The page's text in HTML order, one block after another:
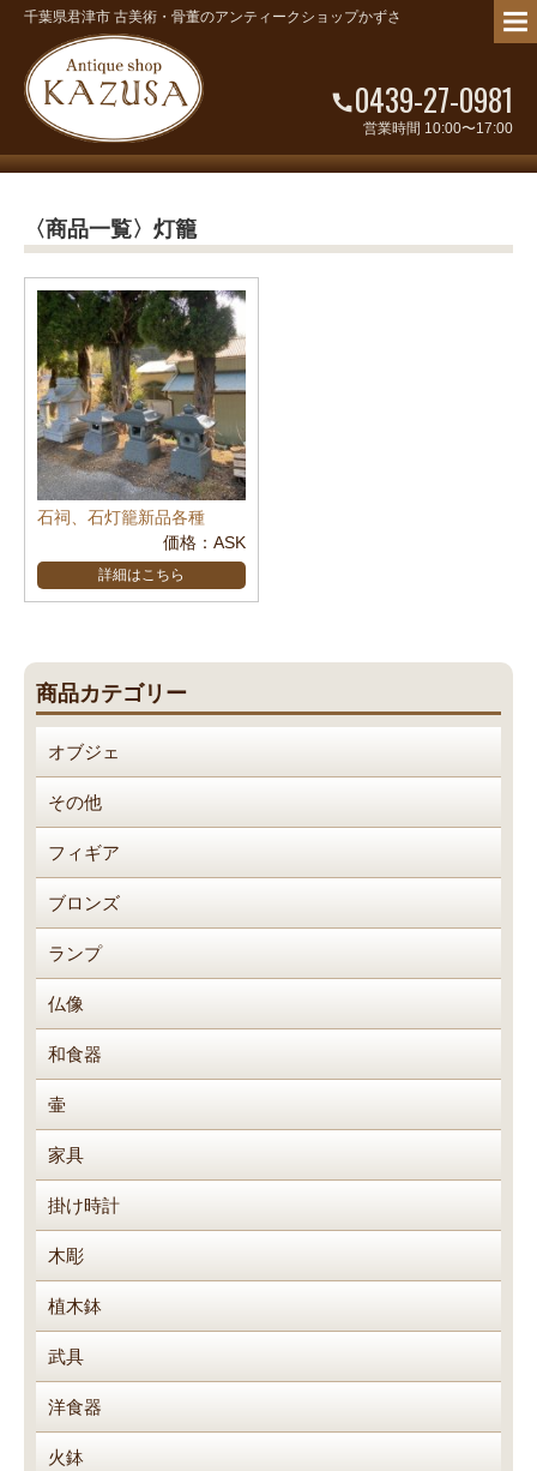
千葉県君津市 古美術・骨董のアンティークショップかずさ
0439-27-0981
営業時間 10:00〜17:00
〈商品一覧〉灯籠
石祠、石灯籠新品各種
価格：ASK
詳細はこちら
商品カテゴリー
オブジェ
その他
フィギア
ブロンズ
ランプ
仏像
和食器
壷
家具
掛け時計
木彫
植木鉢
武具
洋食器
火鉢